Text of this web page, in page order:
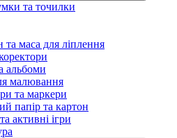
та точилки
та маса для ліплення
альбоми
малювання
та маркери
папір та картон
активні ігри